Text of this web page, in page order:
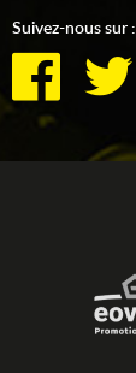
Suivez-nous sur :